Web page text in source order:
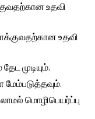
உதவி
உதவி
முடியும்.
மொழிபெயர்ப்பு